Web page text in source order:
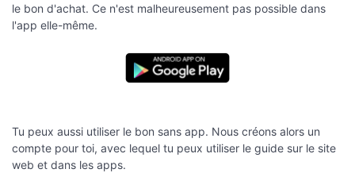
le bon d'achat. Ce n'est malheureusement pas possible dans
l'app elle-même.
Tu peux aussi utiliser le bon sans app. Nous créons alors un
compte pour toi, avec lequel tu peux utiliser le guide sur le site
web et dans les apps.